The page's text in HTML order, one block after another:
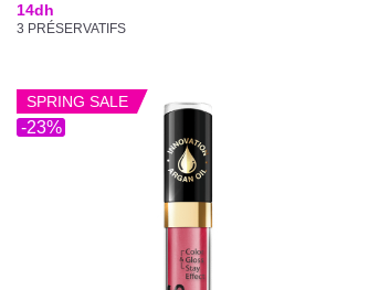
14dh
3 PRÉSERVATIFS
-23%
SPRING SALE